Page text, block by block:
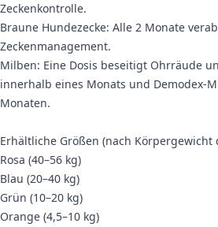
Zeckenkontrolle.
Braune Hundezecke: Alle 2 Monate
Zeckenmanagement.
Milben: Eine Dosis beseitigt Ohrräude
innerhalb eines Monats und Demodex-
Monaten.
Erhältliche Größen (nach Körpergewicht
Rosa (40–56 kg)
Blau (20–40 kg)
Grün (10–20 kg)
Orange (4,5–10 kg)